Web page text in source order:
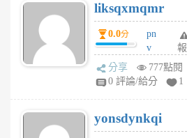
6
個
月
前
liksqxmqmr
0.0分
pn
v
wt
sv
6
個
報
分享
777點閱
0 評論/給分
1
yonsdynkqi